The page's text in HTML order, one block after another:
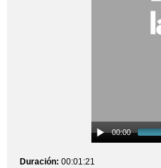
00:00
Duración: 00:01:21